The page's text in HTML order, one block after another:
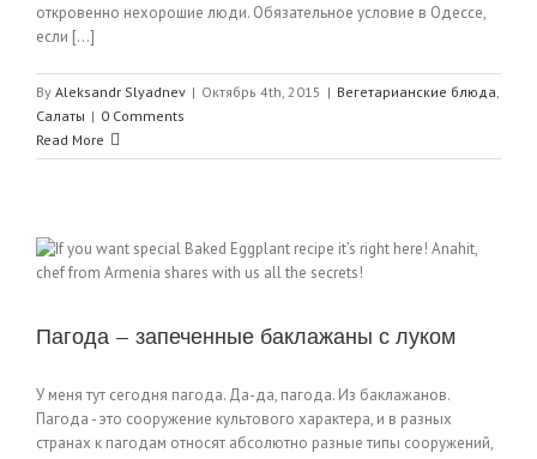
откровенно нехорошие люди. Обязательное условие в Одессе,
если [...]
By Aleksandr Slyadnev | Октябрь 4th, 2015 | Вегетарианские блюда,
Салаты | 0 Comments
Read More
Пагода — запеченные баклажаны с луком
У меня тут сегодня пагода. Да-да, пагода. Из баклажанов.
Пагода - это сооружение культового характера, и в разных
странах к пагодам относят абсолютно разные типы сооружений,